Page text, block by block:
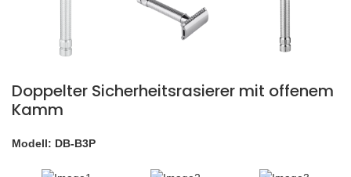
Doppelter Sicherheitsrasierer mit offenem
Kamm
Modell: DB-B3P